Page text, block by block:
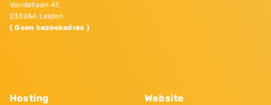
Vondellaan 47,
2332AA Leiden
( Geen bezoekadres )
Hosting Website